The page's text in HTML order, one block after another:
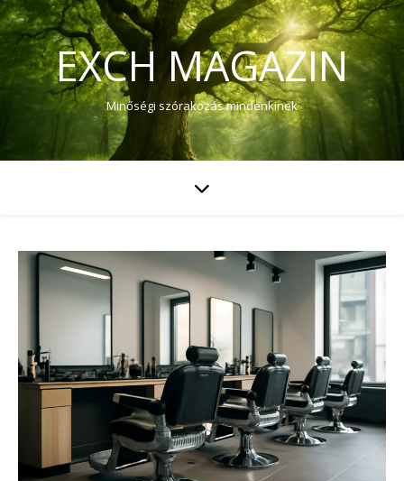
EXCH MAGAZIN
Minőségi szórakozás mindenkinek